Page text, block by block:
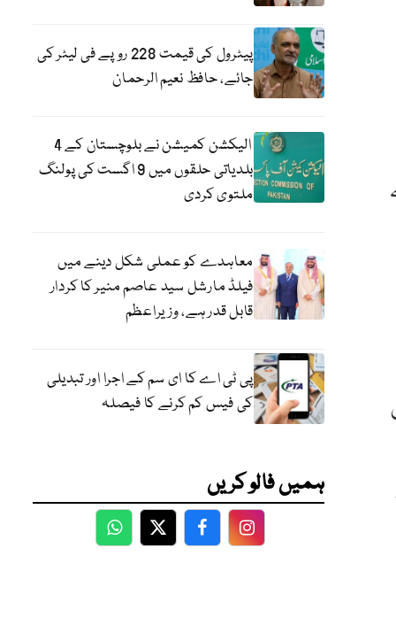
پیٹرول کی قیمت 228 روپے فی لیٹر کی
جائے، حافظ نعیم الرحمان
الیکشن کمیشن نے بلوچستان کے 4
بلدیاتی حلقوں میں 9 اگست کی پولنگ
ملتوی کردی
معاہدے کو عملی شکل دینے میں
فیلڈ مارشل سید عاصم منیر کا کردار
قابل قدر ہے، وزیراعظم
پی ٹی اے کا ای سم کے اجرا اور تبدیلی
کی فیس کم کرنے کا فیصلہ
ہمیں فالو کریں
WhatsApp
TwitterFacebookFacebook